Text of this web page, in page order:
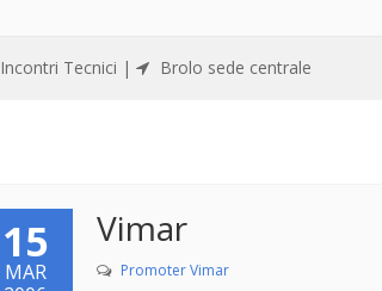
Incontri Tecnici | Brolo sede centrale
15
MAR
Vimar
Promoter Vimar